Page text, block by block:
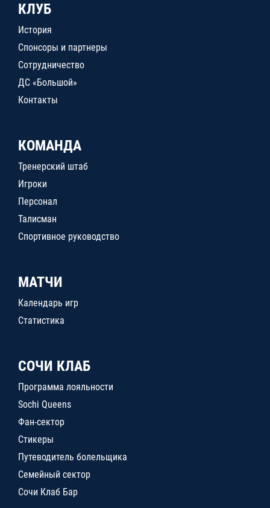
КЛУБ
История
Спонсоры и партнеры
Сотрудничество
ДС «Большой»
Контакты
КОМАНДА
Тренерский штаб
Игроки
Персонал
Талисман
Спортивное руководство
МАТЧИ
Календарь игр
Статистика
СОЧИ КЛАБ
Программа лояльности
Sochi Queens
Фан-сектор
Стикеры
Путеводитель болельщика
Семейный сектор
Сочи Клаб Бар